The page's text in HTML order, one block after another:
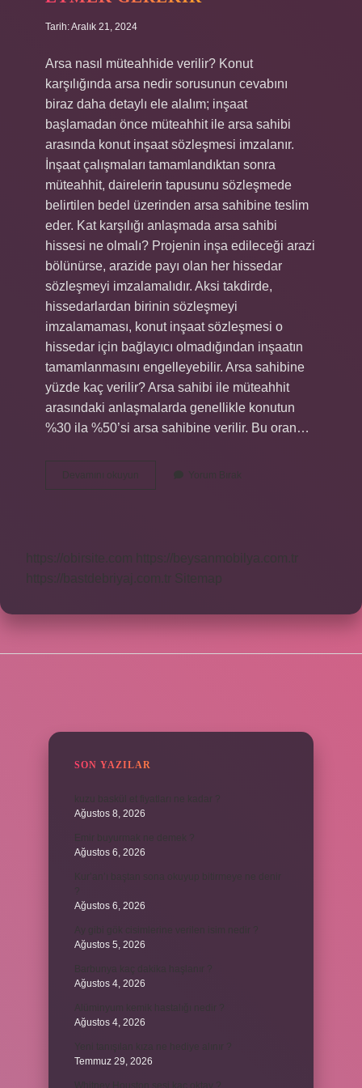
Tarih: Aralık 21, 2024
Arsa nasıl müteahhide verilir? Konut
karşılığında arsa nedir sorusunun cevabını
biraz daha detaylı ele alalım; inşaat
başlamadan önce müteahhit ile arsa sahibi
arasında konut inşaat sözleşmesi imzalanır.
İnşaat çalışmaları tamamlandıktan sonra
müteahhit, dairelerin tapusunu sözleşmede
belirtilen bedel üzerinden arsa sahibine teslim
eder. Kat karşılığı anlaşmada arsa sahibi
hissesi ne olmalı? Projenin inşa edileceği arazi
bölünürse, arazide payı olan her hissedar
sözleşmeyi imzalamalıdır. Aksi takdirde,
hissedarlardan birinin sözleşmeyi
imzalamaması, konut inşaat sözleşmesi o
hissedar için bağlayıcı olmadığından inşaatın
tamamlanmasını engelleyebilir. Arsa sahibine
yüzde kaç verilir? Arsa sahibi ile müteahhit
arasındaki anlaşmalarda genellikle konutun
%30 ila %50’si arsa sahibine verilir. Bu oran…
Devamını okuyun
Müteahhite
Arsa
Gerekir
Yorum Bırak
https://obirsite.com
https://beysanmobilya.com.tr
https://bastdebriyaj.com.tr
Sitemap
SON YAZILAR
Ağustos 8, 2026
Ağustos 6, 2026
Ağustos 6, 2026
Ağustos 5, 2026
Ağustos 4, 2026
Ağustos 4, 2026
Temmuz 29, 2026